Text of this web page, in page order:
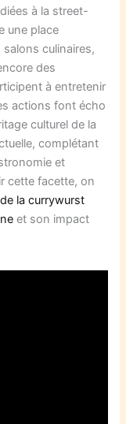
à la street-
une place
salons culinaires,
des
à entretenir
actions font écho
culturel de la
complétant
et
cette facette, on
la currywurst
et son impact